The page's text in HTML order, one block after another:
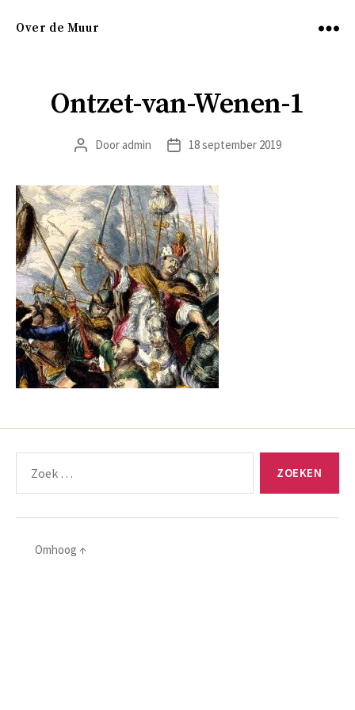
Over de Muur
Ontzet-van-Wenen-1
Berichtauteur
Door admin Berichtdatum
18 september 2019
naar:
Omhoog ↑